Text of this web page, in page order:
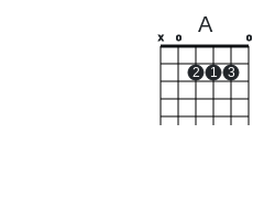
A
x o
2 1 3
o